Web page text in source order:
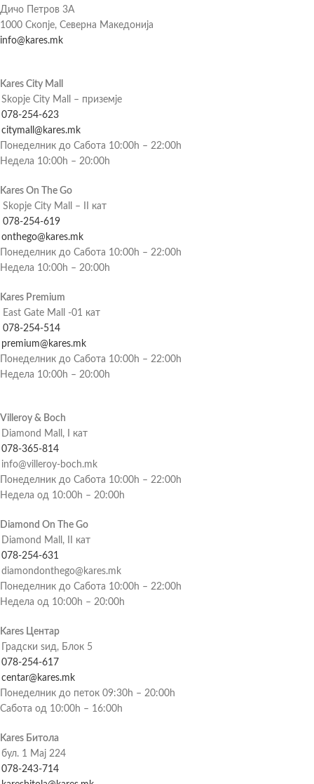
Дичо Петров 3А
1000 Скопје, Северна Македонија
info@kares.mk
Kares City Mall
Skopje City Mall – приземје
078-254-623
citymall@kares.mk
Понеделник до Сабота 10:00h – 22:00h
Недела 10:00h – 20:00h
Kares On The Go
Skopje City Mall – II кат
078-254-619
onthego@kares.mk
Понеделник до Сабота 10:00h – 22:00h
Недела 10:00h – 20:00h
Kares Premium
East Gate Mall -01 кат
078-254-514
premium@kares.mk
Понеделник до Сабота 10:00h – 22:00h
Недела 10:00h – 20:00h
Villeroy & Boch
Diamond Mall, I кат
078-365-814
info@villeroy-boch.mk
Понеделник до Сабота 10:00h – 22:00h
Недела од 10:00h – 20:00h
Diamond On The Go
Diamond Mall, II кат
078-254-631
diamondonthego@kares.mk
Понеделник до Сабота 10:00h – 22:00h
Недела од 10:00h – 20:00h
Kares Центар
Градски ѕид, Блок 5
078-254-617
centar@kares.mk
Понеделник до петок 09:30h – 20:00h
Сабота од 10:00h – 16:00h
Kares Битола
бул. 1 Мај 224
078-243-714